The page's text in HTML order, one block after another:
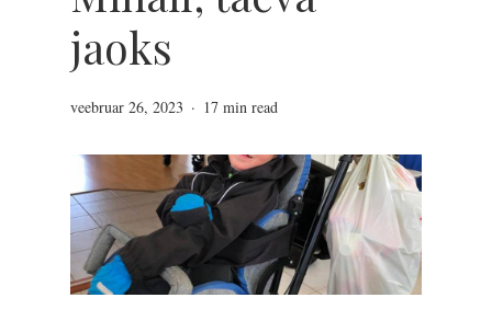
jaoks
veebruar 26, 2023 17 min read